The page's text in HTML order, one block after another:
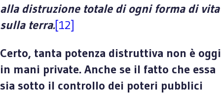
alla distruzione totale di ogni forma di vita
sulla terra.[12]
Certo, tanta potenza distruttiva non è oggi
in mani private. Anche se il fatto che essa
sia sotto il controllo dei poteri pubblici